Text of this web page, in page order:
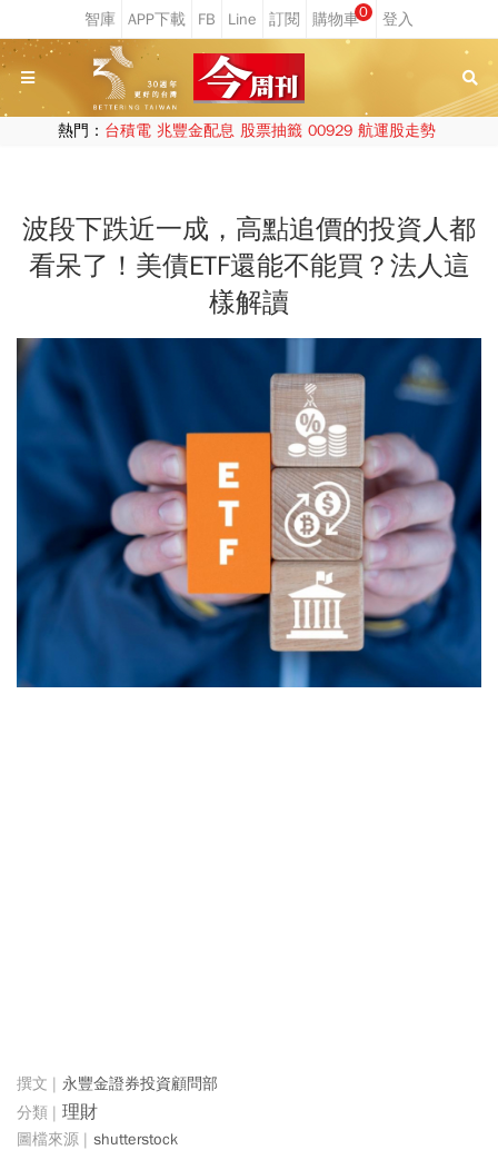
0
熱門： 台積電 兆豐金配息 股票抽籤 00929 航運股走勢
波段下跌近一成，高點追價的投資人都
看呆了！美債ETF還能不能買？法人這
樣解讀
永豐金證券投資顧問部
理財
shutterstock